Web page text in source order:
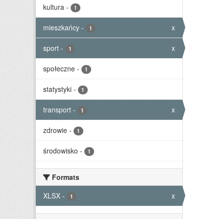
kultura - 1
mieszkańcy - 1 x
sport - 1 x
społeczne - 1
statystyki - 1
transport - 1 x
zdrowie - 1
środowisko - 1
Formats
XLSX - 1 x